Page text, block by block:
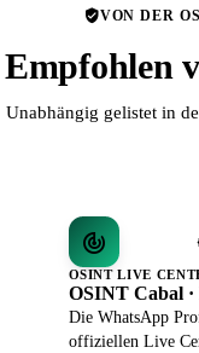
VON DER
Empfohlen
Unabhängig gelistet in
OSINT LIVE
OSINT Cabal
Die WhatsApp
offiziellen Live